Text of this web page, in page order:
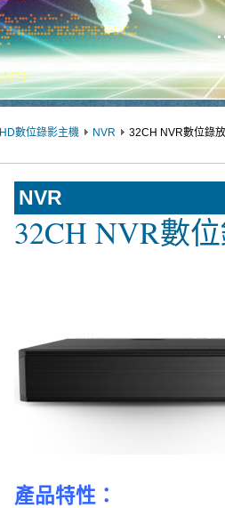
HD數位錄影主機 NVR 32CH NVR數位錄
NVR
32CH NVR數
產品特性：